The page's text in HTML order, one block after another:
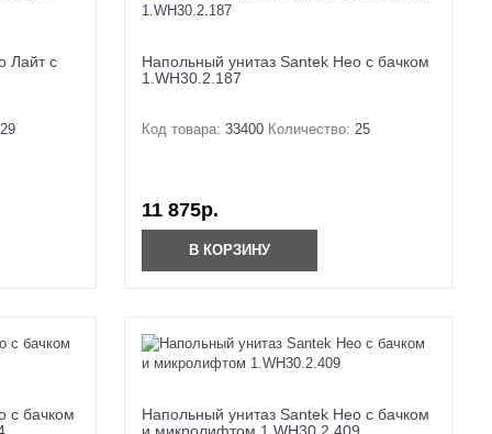
Лайт с
29
Напольный унитаз Santek Нео с бачком
1.WH30.2.187
Код товара: 33400 Количество: 25
11 875р.
В КОРЗИНУ
с бачком
Напольный унитаз Santek Нео с бачком